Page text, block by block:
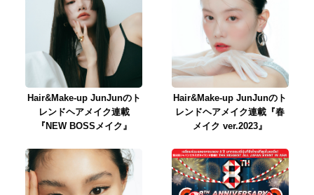
Hair&Make-up JunJunのト
レンドヘアメイク連載
『NEW BOSSメイク』
Hair&Make-up JunJunのト
レンドヘアメイク連載『春
メイク ver.2023』